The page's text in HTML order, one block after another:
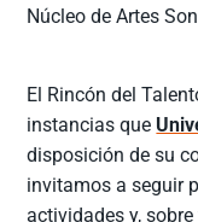
Núcleo de Artes
El Rincón del
instancias que
disposición de su
invitamos a seguir
actividades y,